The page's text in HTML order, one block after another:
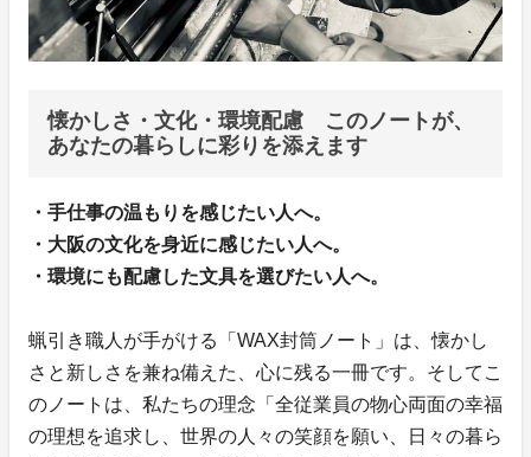
懐かしさ・文化・環境配慮 このノートが、
あなたの暮らしに彩りを添えます
・手仕事の温もりを感じたい人へ。
・大阪の文化を身近に感じたい人へ。
・環境にも配慮した文具を選びたい人へ。
蝋引き職人が手がける「WAX封筒ノート」は、懐かし
さと新しさを兼ね備えた、心に残る一冊です。そしてこ
のノートは、私たちの理念「全従業員の物心両面の幸福
の理想を追求し、世界の人々の笑顔を願い、日々の暮ら